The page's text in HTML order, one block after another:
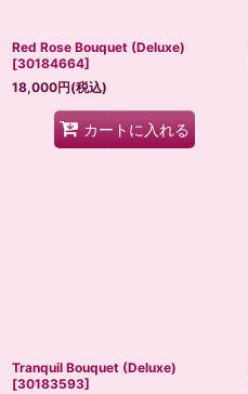
Red Rose Bouquet (Deluxe)
[30184664]
18,000円(税込)
カートに入れる
Tranquil Bouquet (Deluxe)
[30183593]